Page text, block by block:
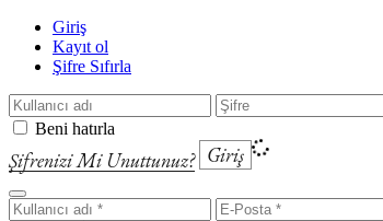
Giriş
Kayıt ol
Şifre Sıfırla
Beni hatırla
Şifrenizi Mi Unuttunuz? Giriş